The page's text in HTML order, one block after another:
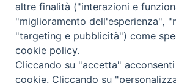
Piazza del Duomo,1 - 52100
segreteria@diocesi.arezzo.it
Informativa privacy
altre finalità ("interazioni e
"miglioramento dell'esperienza",
"targeting e pubblicità") come
cookie policy.
Cliccando su "accetta"
cookie. Cliccando su